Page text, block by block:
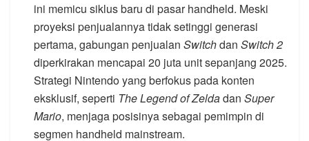
ini memicu siklus baru di pasar handheld. Meski
proyeksi penjualannya tidak setinggi generasi
pertama, gabungan penjualanSwitchdanSwitch 2
diperkirakan mencapai 20 juta unit sepanjang 2025.
Strategi Nintendo yang berfokus pada konten
eksklusif, seperti The Legend of ZeldadanSuper
Mario, menjaga posisinya sebagai pemimpin di
segmen handheld mainstream.